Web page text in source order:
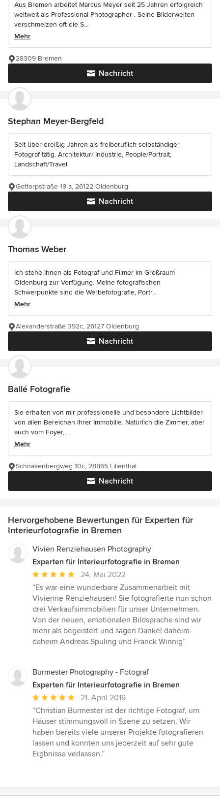
Aus Bremen arbeitet Marcus Meyer seit 25 Jahren erfolgreich
weltweit als Professional Photographer . Seine Bilderwelten
verschmelzen oft die S...
Mehr
Nachricht
28309 Bremen
Stephan Meyer-Bergfeld
Seit über dreißig Jahren als freiberuflich selbständiger
Fotograf tätig. Architektur/ Industrie, People/Portrait,
Landschaft/Travel
Nachricht
Gottorpstraße 19 a, 26122 Oldenburg
Thomas Weber
Ich stehe Ihnen als Fotograf und Filmer im Großraum
Oldenburg zur Verfügung. Meine fotografischen
Schwerpunkte sind die Werbefotografie, Portr...
Mehr
Nachricht
Alexanderstraße 392c, 26127 Oldenburg
Ballé Fotografie
Sie erhalten von mir professionelle und besondere Lichtbilder
von allen Bereichen Ihrer Immobilie. Natürlich die Zimmer, aber
auch vom Foyer,...
Mehr
Nachricht
Schnakenbergweg 10c, 28865 Lilienthal
Hervorgehobene Bewertungen für Experten für
Interieurfotografie in Bremen
Vivien Renziehausen Photography
Experten für Interieurfotografie in Bremen
Durchschnittliche
Bewertung:
5
von
5
Sternen
24. Mai 2022
“Es war eine wunderbare Zusammenarbeit mit
Vivienne Renziehausen! Sie fotografierte nun schon
drei Verkaufsimmobilien für unser Unternehmen.
Von der neuen, emotionalen Bildsprache sind wir
mehr als begeistert und sagen Danke! daheim-
daheim Andreas Spuling und Franck Winnig”
Burmester Photography - Fotograf
Experten für Interieurfotografie in Bremen
Durchschnittliche
Bewertung:
5
von
5
Sternen
21. April 2016
“Christian Burmester ist der richtige Fotograf, um
Häuser stimmungsvoll in Szene zu setzen. Wir
haben bereits viele unserer Projekte fotografieren
lassen und konnten uns jederzeit auf sehr gute
Ergbnisse verlassen.”